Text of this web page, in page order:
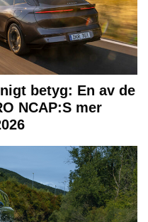
betyg: En av de
NCAP:S mer